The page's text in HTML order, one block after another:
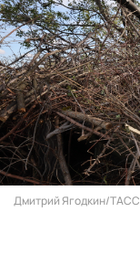
Дмитрий Ягодкин/ТАСС